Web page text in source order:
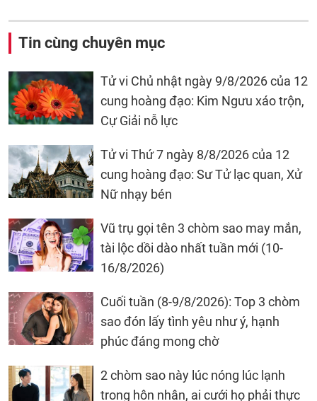
Tin cùng chuyên mục
Tử vi Chủ nhật ngày 9/8/2026 của 12
cung hoàng đạo: Kim Ngưu xáo trộn,
Cự Giải nỗ lực
Tử vi Thứ 7 ngày 8/8/2026 của 12
cung hoàng đạo: Sư Tử lạc quan, Xử
Nữ nhạy bén
Vũ trụ gọi tên 3 chòm sao may mắn,
tài lộc dồi dào nhất tuần mới (10-
16/8/2026)
Cuối tuần (8-9/8/2026): Top 3 chòm
sao đón lấy tình yêu như ý, hạnh
phúc đáng mong chờ
2 chòm sao này lúc nóng lúc lạnh
trong hôn nhân, ai cưới họ phải thực